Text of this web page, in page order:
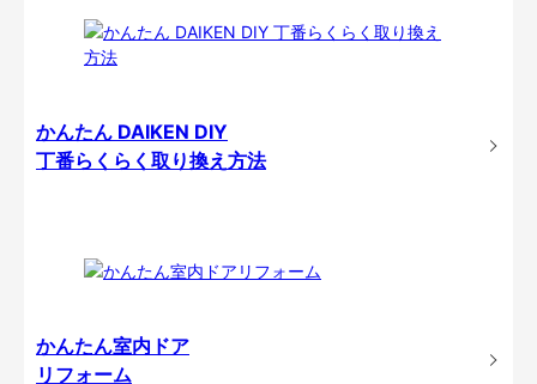
かんたん DAIKEN DIY
丁番らくらく取り換え方法
かんたん室内ドア
リフォーム